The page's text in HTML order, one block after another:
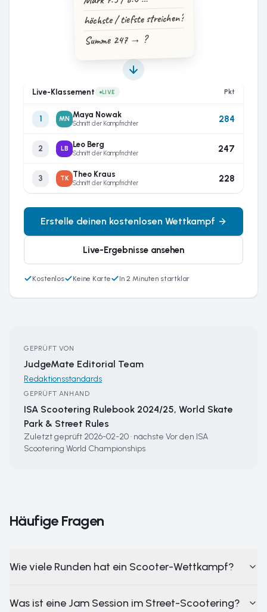
höchste / tiefste streichen?
Summe 247 → ?
Live-Klassement LIVE Pkt
1 MN Maya Nowak
Schnitt der Kampfrichter 284
2 LB Leo Berg
Schnitt der Kampfrichter 247
3 TK Theo Kraus
Schnitt der Kampfrichter 228
Erstelle deinen kostenlosen Wettkampf
Live-Ergebnisse ansehen
Kostenlos Keine Karte In 2 Minuten startklar
GEPRÜFT VON
JudgeMate Editorial Team
Redaktionsstandards
GEPRÜFT ANHAND
ISA Scootering Rulebook 2024/25, World Skate
Park & Street Rules
Zuletzt geprüft 2026-02-20· nächste Vor den ISA
Scootering World Championships
Häufige Fragen
Wie viele Runden hat ein Scooter-Wettkampf?
Was ist eine Jam Session im Street-Scootering?